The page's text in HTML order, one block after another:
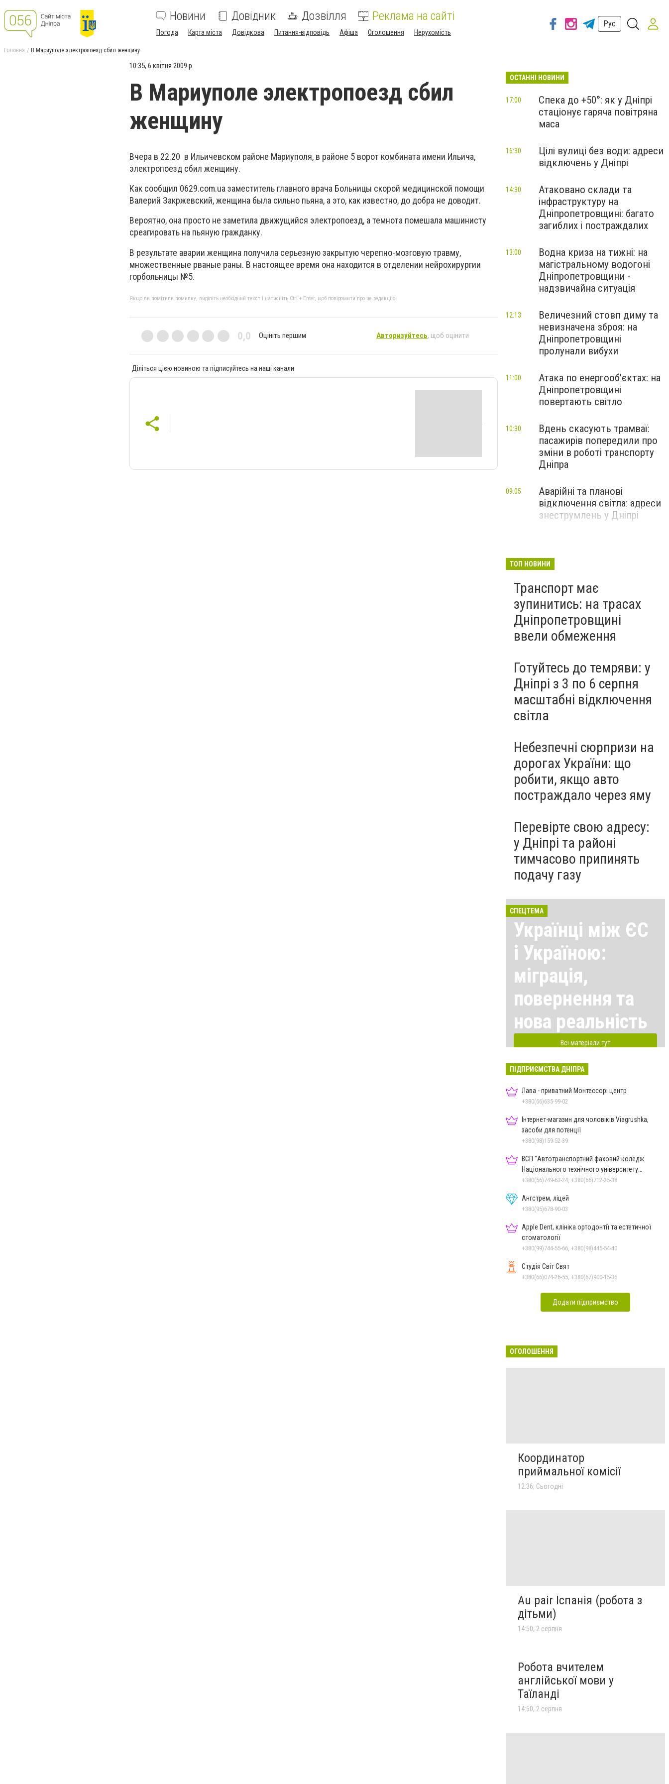
Новини Довідник Дозвілля Реклама на сайті
Погода Карта міста Довідкова Питання-відповідь Афіша Оголошення Нерухомість
Рус
Головна В Мариуполе электропоезд сбил женщину
10:35, 6 квітня 2009 р.
В Мариуполе электропоезд сбил
женщину
Вчера в 22.20 в Ильичевском районе Мариуполя, в районе 5 ворот комбината имени Ильича,
электропоезд сбил женщину.
Как сообщил 0629.com.ua заместитель главного врача Больницы скорой медицинской помощи
Валерий Закржевский, женщина была сильно пьяна, а это, как известно, до добра не доводит.
Вероятно, она просто не заметила движущийся электропоезд, а темнота помешала машинисту
среагировать на пьяную гражданку.
В результате аварии женщина получила серьезную закрытую черепно-мозговую травму,
множественные рваные раны. В настоящее время она находится в отделении нейрохирургии
горбольницы №5.
Якщо ви помітили помилку, виділіть необхідний текст і натисніть Ctrl + Enter, щоб повідомити про це редакцію
0,0 Оцініть першим Авторизуйтесь, щоб оцінити
Діліться цією новиною та підписуйтесь на наші канали
ОСТАННІ НОВИНИ
Спека до +50°: як у Дніпрі
стаціонує гаряча повітряна
маса
17:00
Цілі вулиці без води: адреси
відключень у Дніпрі
16:30
Атаковано склади та
інфраструктуру на
Дніпропетровщині: багато
загиблих і постраждалих
14:30
Водна криза на тижні: на
магістральному водогоні
Дніпропетровщини -
надзвичайна ситуація
13:00
Величезний стовп диму та
невизначена зброя: на
Дніпропетровщині
пролунали вибухи
12:13
Атака по енергооб'єктах: на
Дніпропетровщині
повертають світло
11:00
Вдень скасують трамваї:
пасажирів попередили про
зміни в роботі транспорту
Дніпра
10:30
Аварійні та планові
відключення світла: адреси
знеструмлень у Дніпрі
09:05
ТОП НОВИНИ
Транспорт має
зупинитись: на трасах
Дніпропетровщині
ввели обмеження
Готуйтесь до темряви: у
Дніпрі з 3 по 6 серпня
масштабні відключення
світла
Небезпечні сюрпризи на
дорогах України: що
робити, якщо авто
постраждало через яму
Перевірте свою адресу:
у Дніпрі та районі
тимчасово припинять
подачу газу
СПЕЦТЕМА
Українці між ЄС
і Україною:
міграція,
повернення та
нова реальність
Всі матеріали тут
ПІДПРИЄМСТВА ДНІПРА
Лава - приватний Монтессорі центр
+380(66)635-99-02
Інтернет-магазин для чоловіків Viagrushka,
засоби для потенції
+380(98)159-52-39
ВСП "Автотранспортний фаховий коледж
Національного технічного університету
"Дніпровська політехніка"
+380(56)749-63-24, +380(66)712-25-38
Ангстрем, ліцей
+380(95)678-90-03
Apple Dent, клініка ортодонтії та естетичної
стоматології
+380(99)744-55-66, +380(98)445-54-40
Студія Світ Свят
+380(66)074-26-55, +380(67)900-15-36
Додати підприємство
ОГОЛОШЕННЯ
Координатор
приймальної комісії
12:36, Сьогодні
Au pair Іспанія (робота з
дітьми)
14:50, 2 серпня
Робота вчителем
англійської мови у
Таїланді
14:50, 2 серпня